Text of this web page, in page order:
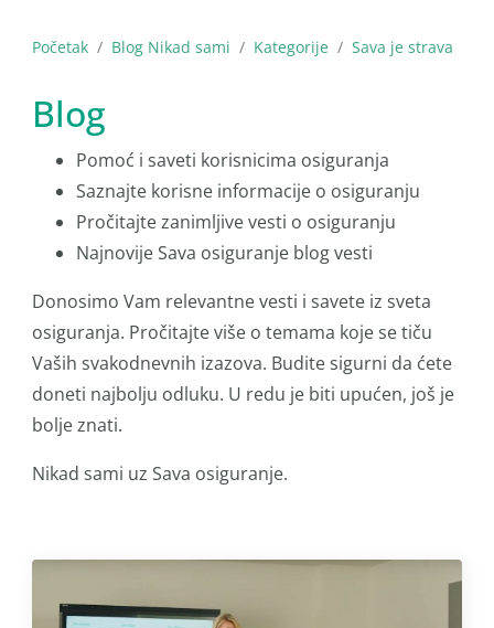
Početak Blog Nikad sami Kategorije Sava je strava
Blog
Pomoć i saveti korisnicima osiguranja
Saznajte korisne informacije o osiguranju
Pročitajte zanimljive vesti o osiguranju
Najnovije Sava osiguranje blog vesti
Donosimo Vam relevantne vesti i savete iz sveta
osiguranja. Pročitajte više o temama koje se tiču
Vaših svakodnevnih izazova. Budite sigurni da ćete
doneti najbolju odluku. U redu je biti upućen, još je
bolje znati.
Nikad sami uz Sava osiguranje.